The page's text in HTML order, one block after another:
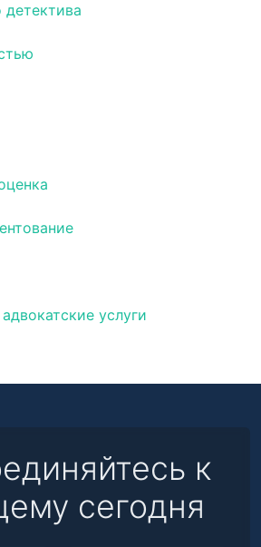
детектива
услуги
к
сегодня